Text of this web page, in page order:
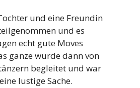
und eine Freundin
und es
echt gute Moves
ganze wurde dann von
begleitet und war
lustige Sache.